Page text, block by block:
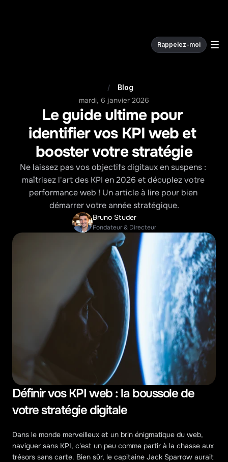
Rappelez-moi
/ Blog
mardi, 6 janvier 2026
Le guide ultime pour
identifier vos KPI web et
booster votre stratégie
Ne laissez pas vos objectifs digitaux en suspens :
maîtrisez l'art des KPI en 2026 et décuplez votre
performance web ! Un article à lire pour bien
démarrer votre année stratégique.
Bruno Studer
Fondateur & Directeur
Définir vos KPI web : la boussole de
votre stratégie digitale
Dans le monde merveilleux et un brin énigmatique du web,
naviguer sans KPI, c'est un peu comme partir à la chasse aux
trésors sans carte. Bien sûr, le capitaine Jack Sparrow aurait